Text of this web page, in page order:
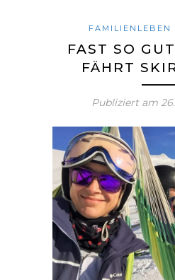
FAMILIENLEBEN
FAST SO
FÄHRT
Publiziert am